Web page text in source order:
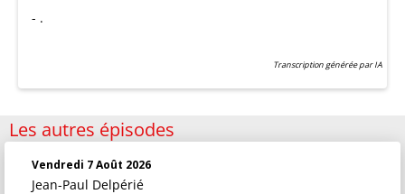
- .
Transcription générée par IA
Les autres épisodes
Vendredi 7 Août 2026
Jean-Paul Delpérié